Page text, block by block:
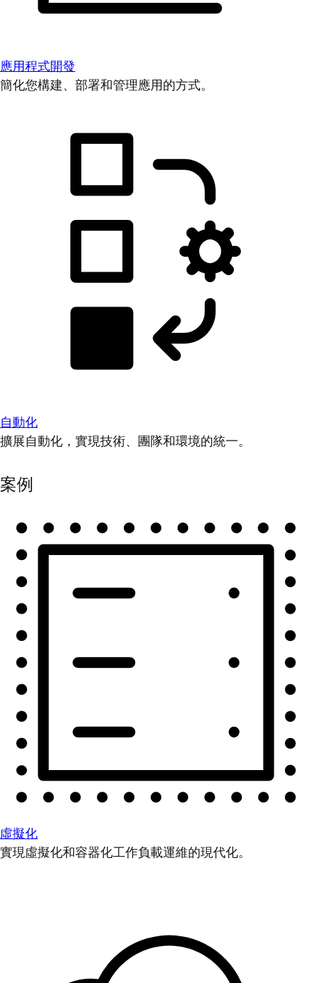
應用程式開發
簡化您構建、部署和管理應用的方式。
自動化
擴展自動化，實現技術、團隊和環境的統一。
案例
虛擬化
實現虛擬化和容器化工作負載運維的現代化。